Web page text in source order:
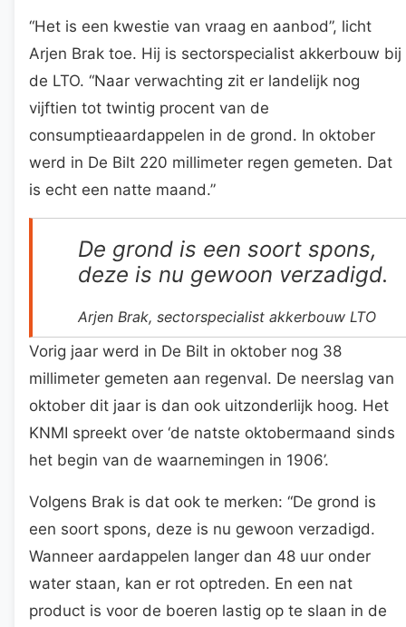
“Het is een kwestie van vraag en aanbod”, licht
Arjen Brak toe. Hij is sectorspecialist akkerbouw bij
de LTO. “Naar verwachting zit er landelijk nog
vijftien tot twintig procent van de
consumptieaardappelen in de grond. In oktober
werd in De Bilt 220 millimeter regen gemeten. Dat
is echt een natte maand.”
De grond is een soort spons,
deze is nu gewoon verzadigd.
Arjen Brak, sectorspecialist akkerbouw LTO
Vorig jaar werd in De Bilt in oktober nog 38
millimeter gemeten aan regenval. De neerslag van
oktober dit jaar is dan ook uitzonderlijk hoog. Het
KNMI spreekt over ‘de natste oktobermaand sinds
het begin van de waarnemingen in 1906’.
Volgens Brak is dat ook te merken: “De grond is
een soort spons, deze is nu gewoon verzadigd.
Wanneer aardappelen langer dan 48 uur onder
water staan, kan er rot optreden. En een nat
product is voor de boeren lastig op te slaan in de